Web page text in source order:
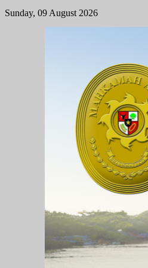
Sunday, 09 August 2026